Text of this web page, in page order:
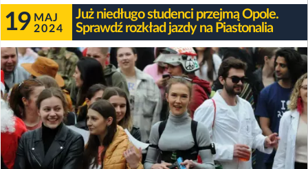
19 MAJ
2024
Już niedługo studenci przejmą Opole.
Sprawdź rozkład jazdy na Piastonalia